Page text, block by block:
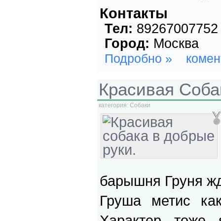
Контакты
Тел: 89267007752
Город: Москва
Подробно »
Красивая
категория: Собаки
барышня Груня
Груша метис